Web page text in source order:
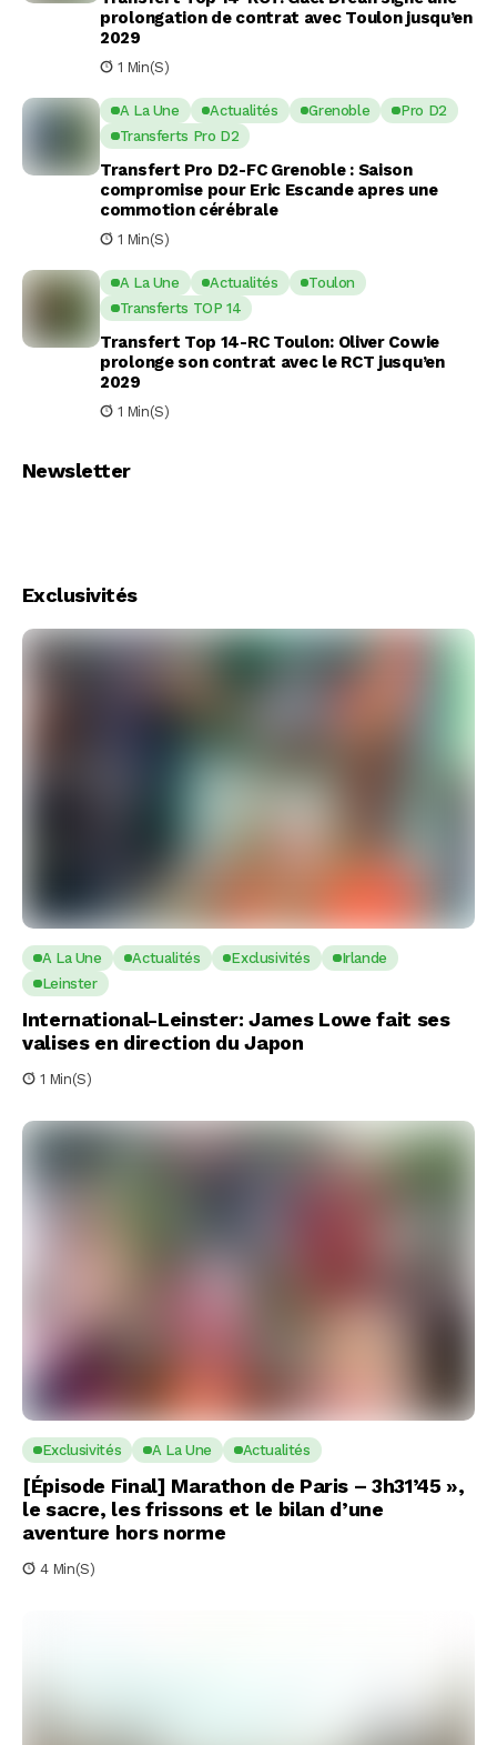
prolongation de contrat avec Toulon jusqu’en
2029
1 Min(s)
A La Une Actualités Grenoble
Pro D2
Transferts Pro D2
Transfert Pro D2-FC Grenoble : Saison
compromise pour Eric Escande apres une
commotion cérébrale
1 Min(s)
A La Une Actualités
Toulon
Transferts TOP 14
Transfert Top 14-RC Toulon: Oliver Cowie
prolonge son contrat avec le RCT jusqu’en
2029
1 Min(s)
Newsletter
Exclusivités
A La Une Actualités Exclusivités
Irlande
Leinster
International-Leinster: James Lowe fait ses
valises en direction du Japon
1 Min(s)
Exclusivités A La Une Actualités
[Épisode Final] Marathon de Paris – 3h31’45 »,
le sacre, les frissons et le bilan d’une
aventure hors norme
4 Min(s)